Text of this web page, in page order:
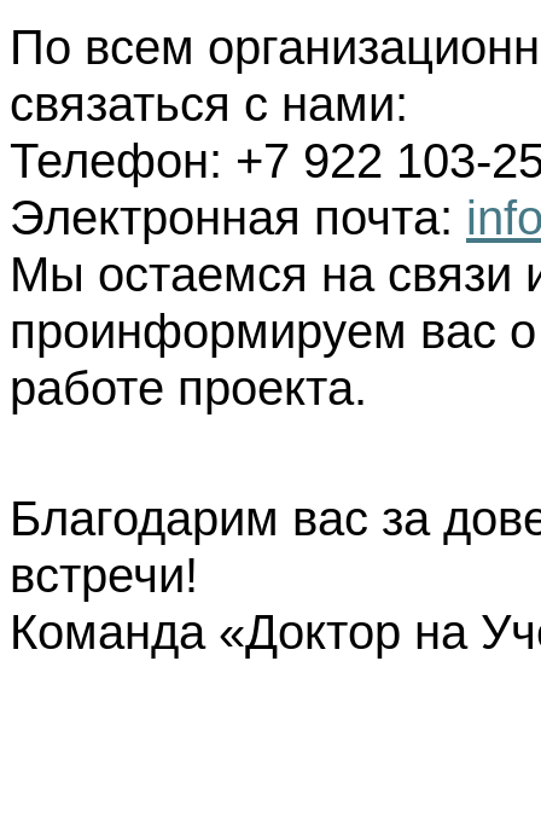
По всем
связаться с нами:
Телефон: +7 922 103-
Электронная почта:
Мы остаемся на связи
проинформируем вас
работе проекта.
Благодарим вас за
встречи!
Команда «Доктор на